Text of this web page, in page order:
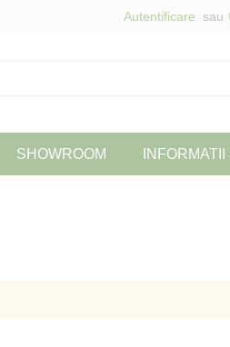
Autentificare
SHOWROOM INFORMATII